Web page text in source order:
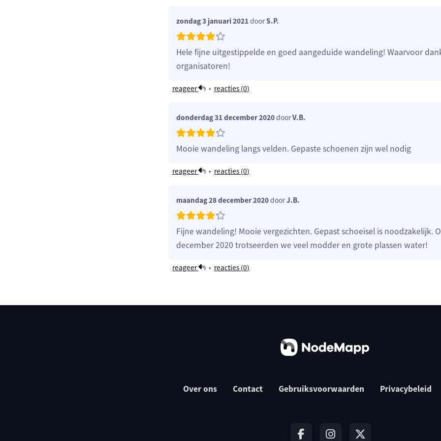
zondag 3 januari 2021doorS.P.
Hele fijne uitgestippelde en goed aangeduide wandeling! Waarvoor
organisatoren!
reageer • reacties (0)
donderdag 31 december 2020doorV.B.
Mooie wandeling langs velden. Gepaste schoenen zijn wel nodig
reageer • reacties (0)
maandag 28 december 2020doorJ.B.
Fijne wandeling! Mooie vergezichten. Gepast schoeisel is noodzakelijk.
december 2020 trotseerden we veel modder en grote plassen water!
reageer • reacties (0)
Over ons Contact Gebruiksvoorwaarden Privacybeleid